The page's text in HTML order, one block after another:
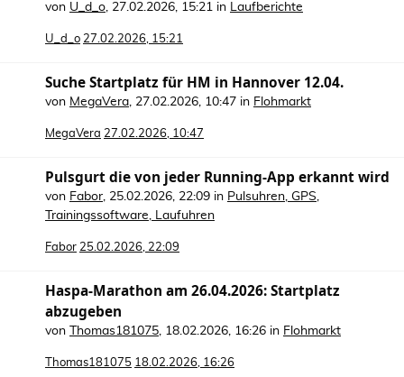
von U_d_o, 27.02.2026, 15:21 in Laufberichte
U_d_o 27.02.2026, 15:21
Suche Startplatz für HM in Hannover 12.04.
von MegaVera, 27.02.2026, 10:47 in Flohmarkt
MegaVera 27.02.2026, 10:47
Pulsgurt die von jeder Running-App erkannt wird
von Fabor, 25.02.2026, 22:09 in Pulsuhren, GPS,
Trainingssoftware, Laufuhren
Fabor 25.02.2026, 22:09
Haspa-Marathon am 26.04.2026: Startplatz
abzugeben
von Thomas181075, 18.02.2026, 16:26 in Flohmarkt
Thomas181075 18.02.2026, 16:26